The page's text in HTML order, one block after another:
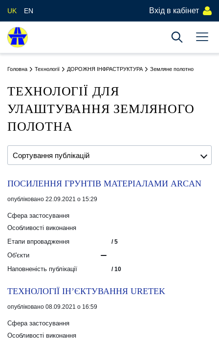
UK EN Вхід в кабінет
Головна Технології ДОРОЖНЯ ІНФРАСТРУКТУРА Земляне полотно
ТЕХНОЛОГІЇ ДЛЯ
УЛАШТУВАННЯ ЗЕМЛЯНОГО
ПОЛОТНА
Сортування публікацій
ПОСИЛЕННЯ ГРУНТІВ МАТЕРІАЛАМИ ARCAN
опубліковано 22.09.2021 о 15:29
Сфера застосування
Особливості виконання
Етапи впровадження
/ 5
Об'єкти
Наповненість публікації
/ 10
ТЕХНОЛОГІЇ ІН’ЄКТУВАННЯ URETEK
опубліковано 08.09.2021 о 16:59
Сфера застосування
Особливості виконання